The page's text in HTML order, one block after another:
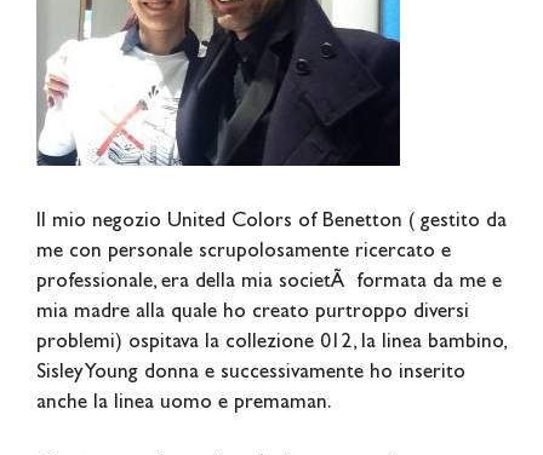
Il mio negozio United Colors of Benetton ( gestito da
me con personale scrupolosamente ricercato e
professionale, era della mia societÃ formata da me e
mia madre alla quale ho creato purtroppo diversi
problemi) ospitava la collezione 012, la linea bambino,
Sisley Young donna e successivamente ho inserito
anche la linea uomo e premaman.